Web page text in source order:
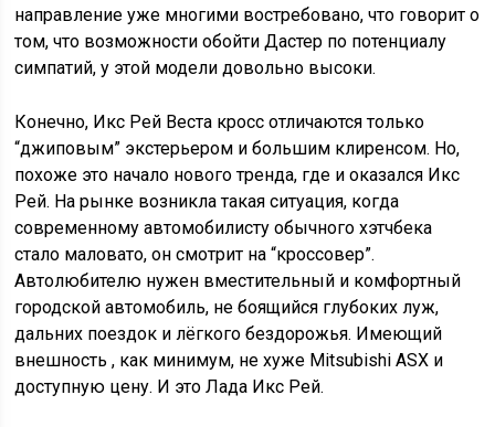
направление уже многими востребовано, что говорит о
том, что возможности обойти Дастер по потенциалу
симпатий, у этой модели довольно высоки.
Конечно, Икс Рей Веста кросс отличаются только
“джиповым” экстерьером и большим клиренсом. Но,
похоже это начало нового тренда, где и оказался Икс
Рей. На рынке возникла такая ситуация, когда
современному автомобилисту обычного хэтчбека
стало маловато, он смотрит на “кроссовер”.
Автолюбителю нужен вместительный и комфортный
городской автомобиль, не боящийся глубоких луж,
дальних поездок и лёгкого бездорожья. Имеющий
внешность , как минимум, не хуже Mitsubishi ASX и
доступную цену. И это Лада Икс Рей.